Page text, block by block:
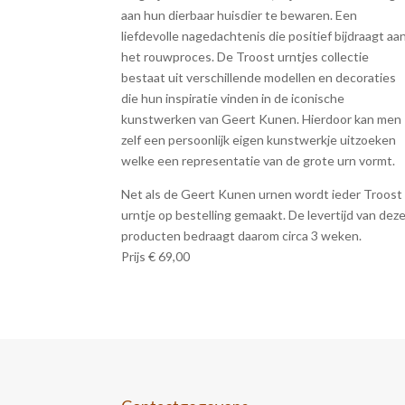
aan hun dierbaar huisdier te bewaren. Een
liefdevolle nagedachtenis die positief bijdraagt
het rouwproces. De Troost urntjes collectie
bestaat uit verschillende modellen en decoraties
die hun inspiratie vinden in de iconische
kunstwerken van Geert Kunen. Hierdoor kan men
zelf een persoonlijk eigen kunstwerkje uitzoeken
welke een representatie van de grote urn vormt.
Net als de Geert Kunen urnen wordt ieder Troost
urntje op bestelling gemaakt. De levertijd van
producten bedraagt daarom circa 3 weken.
Prijs € 69,00